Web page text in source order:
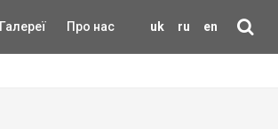
uk ru en
Галереї Про нас